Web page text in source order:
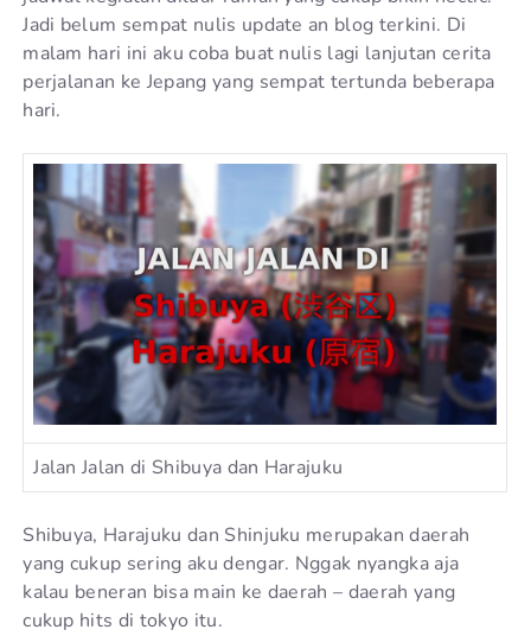
Jadi belum sempat nulis update an blog terkini. Di
malam hari ini aku coba buat nulis lagi lanjutan cerita
perjalanan ke Jepang yang sempat tertunda beberapa
hari.
Jalan Jalan di Shibuya dan Harajuku
Shibuya, Harajuku dan Shinjuku merupakan daerah
yang cukup sering aku dengar. Nggak nyangka aja
kalau beneran bisa main ke daerah – daerah yang
cukup hits di tokyo itu.